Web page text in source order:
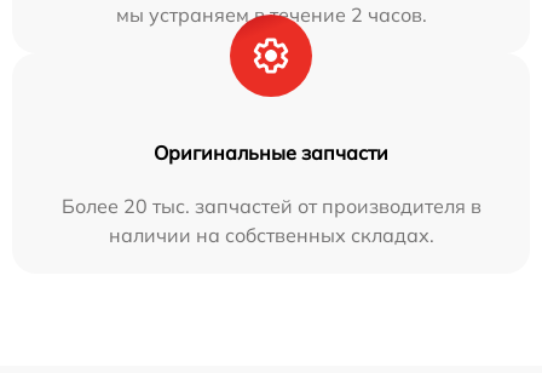
мы устраняем в течение 2 часов.
Оригинальные запчасти
Более 20 тыс. запчастей от производителя в
наличии на собственных складах.